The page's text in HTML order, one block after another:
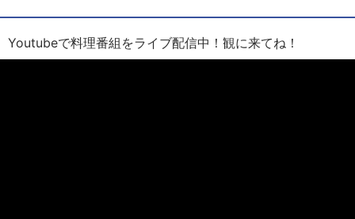
Youtubeで料理番組をライブ配信中！観に来てね！